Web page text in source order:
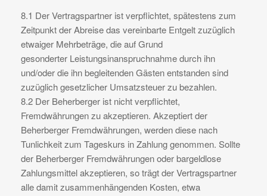
8.1 Der Vertragspartner ist verpflichtet, spätestens zum
Zeitpunkt der Abreise das vereinbarte Entgelt zuzüglich
etwaiger Mehrbeträge, die auf Grund
gesonderter Leistungsinanspruchnahme durch ihn
und/oder die ihn begleitenden Gästen entstanden sind
zuzüglich gesetzlicher Umsatzsteuer zu bezahlen.
8.2 Der Beherberger ist nicht verpflichtet,
Fremdwährungen zu akzeptieren. Akzeptiert der
Beherberger Fremdwährungen, werden diese nach
Tunlichkeit zum Tageskurs in Zahlung genommen. Sollte
der Beherberger Fremdwährungen oder bargeldlose
Zahlungsmittel akzeptieren, so trägt der Vertragspartner
alle damit zusammenhängenden Kosten, etwa